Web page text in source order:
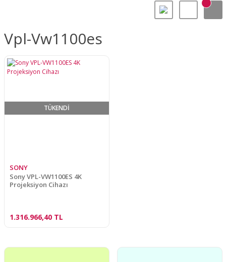
Vpl-Vw1100es
TÜKENDİ
SONY
Sony VPL-VW1100ES 4K
Projeksiyon Cihazı
1.316.966,40 TL